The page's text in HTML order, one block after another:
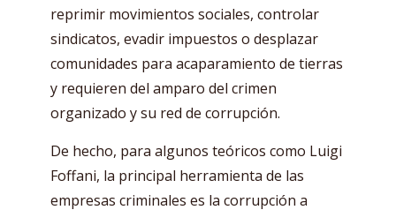
reprimir movimientos sociales, controlar
sindicatos, evadir impuestos o desplazar
comunidades para acaparamiento de tierras
y requieren del amparo del crimen
organizado y su red de corrupción.
De hecho, para algunos teóricos como Luigi
Foffani, la principal herramienta de las
empresas criminales es la corrupción a